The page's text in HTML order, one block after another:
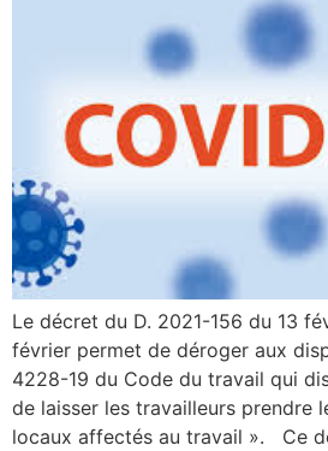
Le décret du D. 2021-156 du 13
février permet de déroger aux
4228-19 du Code du travail qui
de laisser les travailleurs prendre
locaux affectés au travail ». Ce